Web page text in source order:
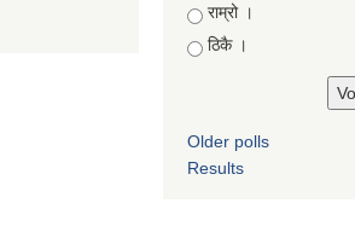
Choices
राम्रो ।
ठिकै ।
Older polls
Results